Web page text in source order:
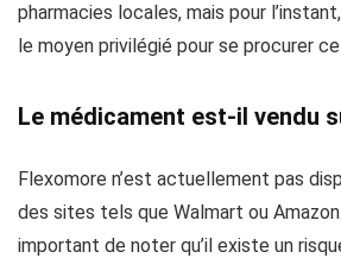
pharmacies locales, mais pour
le moyen privilégié pour se procurer
Le médicament est-il vendu
Flexomore n’est actuellement pas
des sites tels que Walmart ou
important de noter qu’il existe un